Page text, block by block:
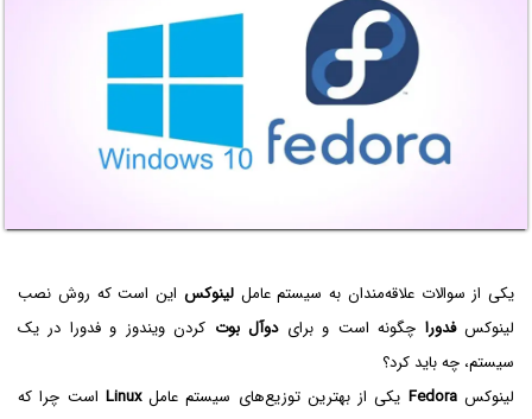
یکی از سوالات علاقه‌مندان به سیستم عامللینوکس این است که روش نصب
لینوکسفدورا چگونه است و برایدوآل بوت کردن ویندوز و فدورا در یک
سیستم، چه باید کرد؟
لینوکسFedora یکی از بهترین توزیع‌های سیستم عاملLinux است چرا که